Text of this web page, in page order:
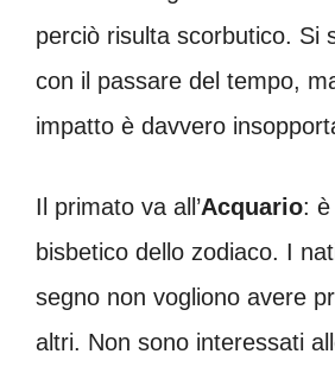
perciò risulta scorbutico. Si
con il passare del tempo,
impatto è davvero
Il primato va all’Acquario: è
bisbetico dello zodiaco. I
segno non vogliono avere
altri. Non sono interessati